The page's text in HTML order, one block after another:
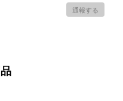
通報する